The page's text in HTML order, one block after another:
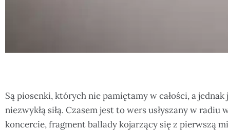
Są piosenki, których nie pamiętamy w całości, a
niezwykłą siłą. Czasem jest to wers usłyszany w
koncercie, fragment ballady kojarzący się z pierwszą